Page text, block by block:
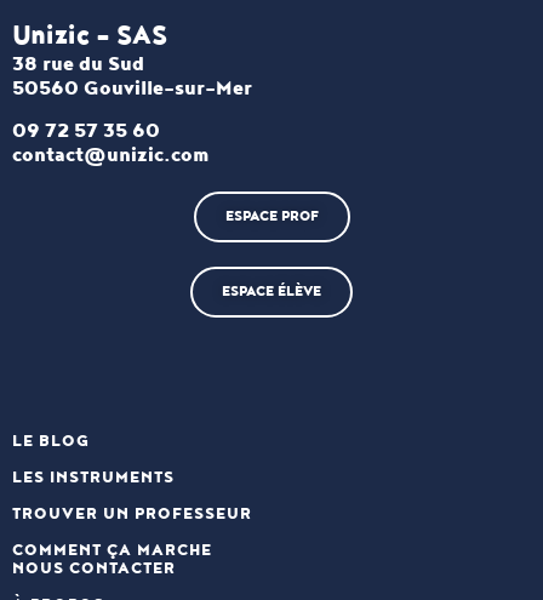
Unizic - SAS​
38 rue du Sud
50560 Gouville-sur-Mer
09 72 57 35 60
contact@unizic.com
ESPACE PROF
ESPACE ÉLÈVE
LE BLOG
LES INSTRUMENTS
TROUVER UN PROFESSEUR
COMMENT ÇA MARCHE
NOUS CONTACTER